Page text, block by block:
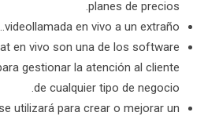
planes de precios.
videollamada en vivo a un extraño….
en vivo son una de los software
gestionar la atención al cliente
de cualquier tipo de negocio.
utilizará para crear o mejorar un